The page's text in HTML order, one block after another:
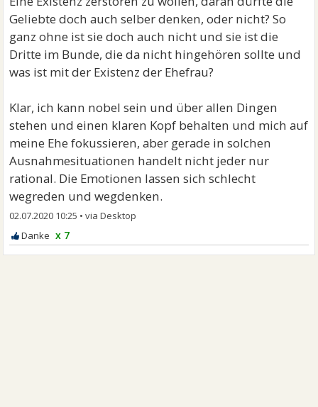
sehe oder nicht. Begib dich nicht auf so ein Niveau,
damit machst du nämlich nichts ungeschehen und
disqualifizierst dich am Ende nur selbst.
Geliebte doch auch selber denken, oder nicht? So
ganz ohne ist sie doch auch nicht und sie ist die
Dritte im Bunde, die da nicht hingehören sollte und
was ist mit der Existenz der Ehefrau?
Klar, ich kann nobel sein und über allen Dingen
stehen und einen klaren Kopf behalten und mich auf
meine Ehe fokussieren, aber gerade in solchen
Ausnahmesituationen handelt nicht jeder nur
rational. Die Emotionen lassen sich schlecht
wegreden und wegdenken.
02.07.2020 10:25 •
x 7